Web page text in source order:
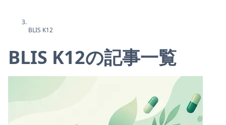
BLIS K12
BLIS K12の記事一覧